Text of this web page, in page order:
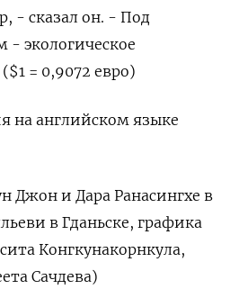
- сказал он. - Под
экологическое
= 0,9072 евро)
на английском языке
Джон и Дара Ранасингхе в
в Гданьске, графика
Конгкунакорнкула,
Сачдева)